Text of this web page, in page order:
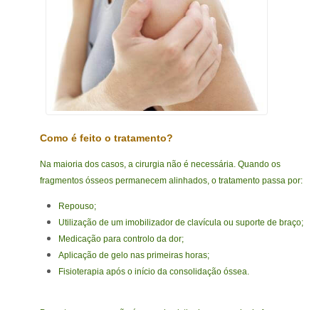
Como é feito o tratamento?
Na maioria dos casos, a cirurgia não é necessária. Quando os
fragmentos ósseos permanecem alinhados, o tratamento passa por:
Repouso;
Utilização de um imobilizador de clavícula ou suporte de braço;
Medicação para controlo da dor;
Aplicação de gelo nas primeiras horas;
Fisioterapia após o início da consolidação óssea.